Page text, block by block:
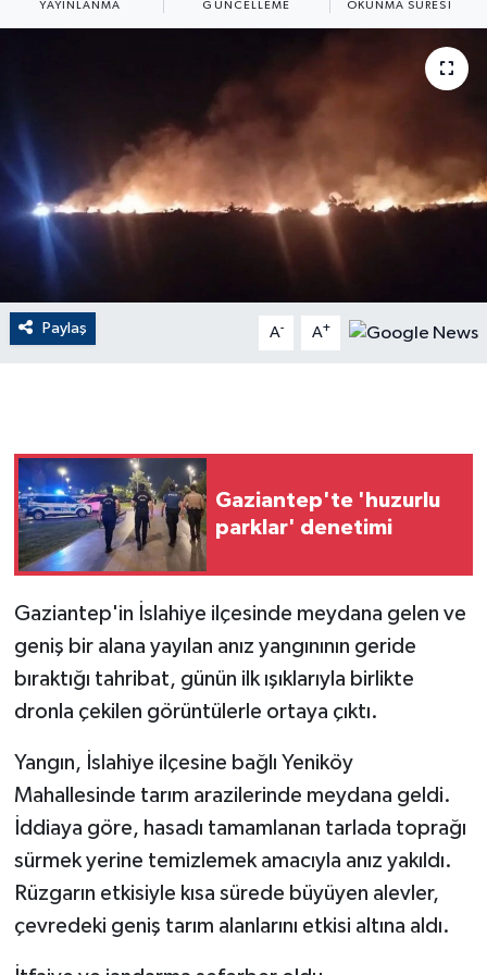
YAYINLANMA GÜNCELLEME OKUNMA SÜRESI
Paylaş A- A+
Gaziantep'te 'huzurlu
parklar' denetimi
Gaziantep'in İslahiye ilçesinde meydana gelen ve
geniş bir alana yayılan anız yangınının geride
bıraktığı tahribat, günün ilk ışıklarıyla birlikte
dronla çekilen görüntülerle ortaya çıktı.
Yangın, İslahiye ilçesine bağlı Yeniköy
Mahallesinde tarım arazilerinde meydana geldi.
İddiaya göre, hasadı tamamlanan tarlada toprağı
sürmek yerine temizlemek amacıyla anız yakıldı.
Rüzgarın etkisiyle kısa sürede büyüyen alevler,
çevredeki geniş tarım alanlarını etkisi altına aldı.
EĞİTİM
EKONOMİ
English News
Gayrimenkul
GENEL
Güvenlik
HABERDE İNSAN
İNSAN
İş Dünyası
Jandarma
Kadın